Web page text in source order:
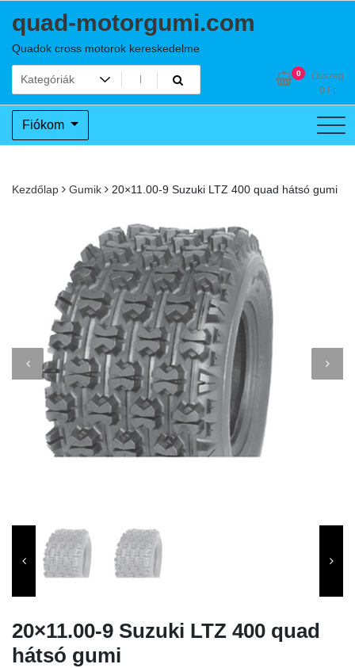
quad-motorgumi.com
Quadok cross motorok kereskedelme
0
Összeg
0 Ft
Fiókom
Kezdőlap Gumik 20×11.00-9 Suzuki LTZ 400 quad hátsó gumi
20×11.00-9 Suzuki LTZ 400 quad
hátsó gumi